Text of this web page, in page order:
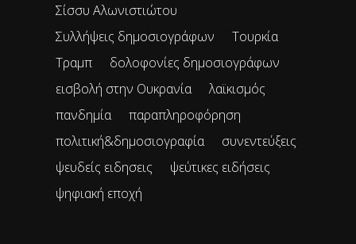
Σίσσυ Αλωνιστιώτου
Συλλήψεις δημοσιογράφων
Τουρκία
Τραμπ
δολοφονίες δημοσιογράφων
εισβολή στην Ουκρανία
λαϊκισμός
πανδημία
παραπληροφόρηση
πολιτική&δημοσιογραφία
συνεντεύξεις
ψευδείς ειδησεις
ψεύτικες ειδήσεις
ψηφιακή εποχή